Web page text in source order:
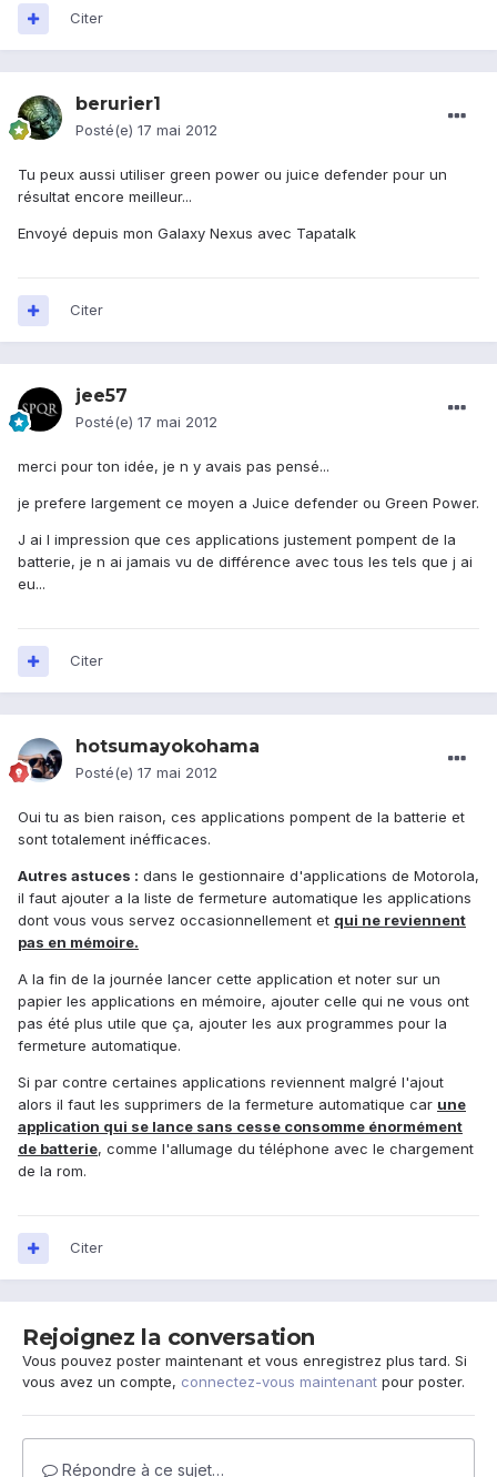
Citer
berurier1
Posté(e) 17 mai 2012
Tu peux aussi utiliser green power ou juice defender pour un
résultat encore meilleur...
Envoyé depuis mon Galaxy Nexus avec Tapatalk
Citer
jee57
Posté(e) 17 mai 2012
merci pour ton idée, je n y avais pas pensé...
je prefere largement ce moyen a Juice defender ou Green Power.
J ai l impression que ces applications justement pompent de la
batterie, je n ai jamais vu de différence avec tous les tels que j ai
eu...
Citer
hotsumayokohama
Posté(e) 17 mai 2012
Oui tu as bien raison, ces applications pompent de la batterie et
sont totalement inéfficaces.
Autres astuces : dans le gestionnaire d'applications de Motorola,
il faut ajouter a la liste de fermeture automatique les applications
dont vous vous servez occasionnellement et qui ne reviennent
pas en mémoire.
A la fin de la journée lancer cette application et noter sur un
papier les applications en mémoire, ajouter celle qui ne vous ont
pas été plus utile que ça, ajouter les aux programmes pour la
fermeture automatique.
Si par contre certaines applications reviennent malgré l'ajout
alors il faut les supprimers de la fermeture automatique car une
application qui se lance sans cesse consomme énormément
de batterie, comme l'allumage du téléphone avec le chargement
de la rom.
Citer
Rejoignez la conversation
Vous pouvez poster maintenant et vous enregistrez plus tard. Si
vous avez un compte, connectez-vous maintenant pour poster.
Répondre à ce sujet…